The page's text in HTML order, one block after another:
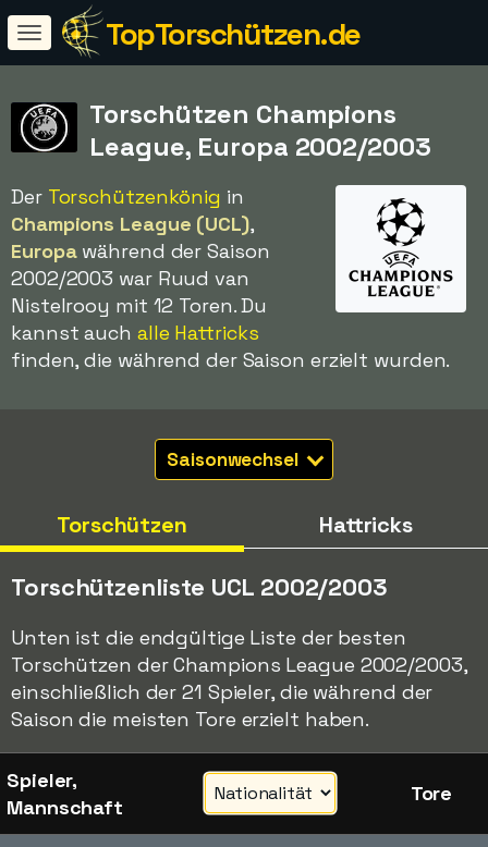
TopTorschützen.de
Torschützen Champions
League, Europa 2002/2003
Der Torschützenkönig in
Champions League (UCL),
Europawährend der Saison
2002/2003 war Ruud van
Nistelrooy mit 12 Toren. Du
kannst auch alle Hattricks
finden, die während der Saison erzielt wurden.
Saisonwechsel
Torschützen Hattricks
Torschützenliste UCL 2002/2003
Unten ist die endgültige Liste der besten
Torschützen der Champions League 2002/2003,
einschließlich der 21 Spieler, die während der
Saison die meisten Tore erzielt haben.
Spieler,
Mannschaft
Tore